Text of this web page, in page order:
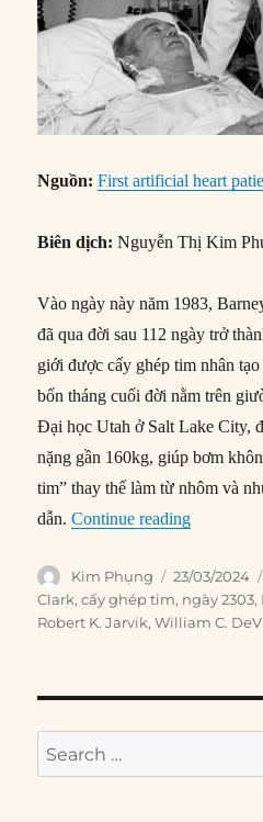
Nguồn: First artificial heart
Biên dịch:Nguyễn Thị Kim
Vào ngày này năm 1983,
đã qua đời sau 112 ngày trở
giới được cấy ghép tim nhân
bốn tháng cuối đời nằm trên
Đại học Utah ở Salt Lake City,
nặng gần 160kg, giúp bơm
tim” thay thế làm từ nhôm và
dẫn.Continue reading“23/03/
Author
Kim Phụng
Posted
on
23/03/2024
Clark,cấy ghép tim, ngày 2303,
Robert K. Jarvik,William C.
Search
for: